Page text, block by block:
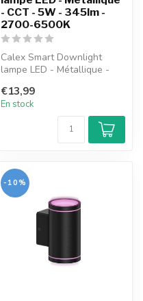
- CCT - 5W - 345lm -
2700-6500K
Calex Smart Downlight
lampe LED - Métallique -
6500K
€13,99
En stock
-10%